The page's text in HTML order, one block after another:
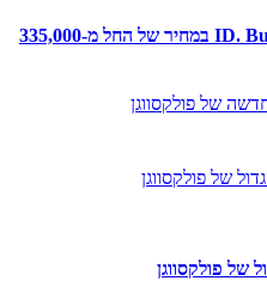
מסחרית חדשה לפולקסווגן: ID. Buzz 2025 במחיר של החל מ-335,000
של פולקסווגן
של פולקסווגן